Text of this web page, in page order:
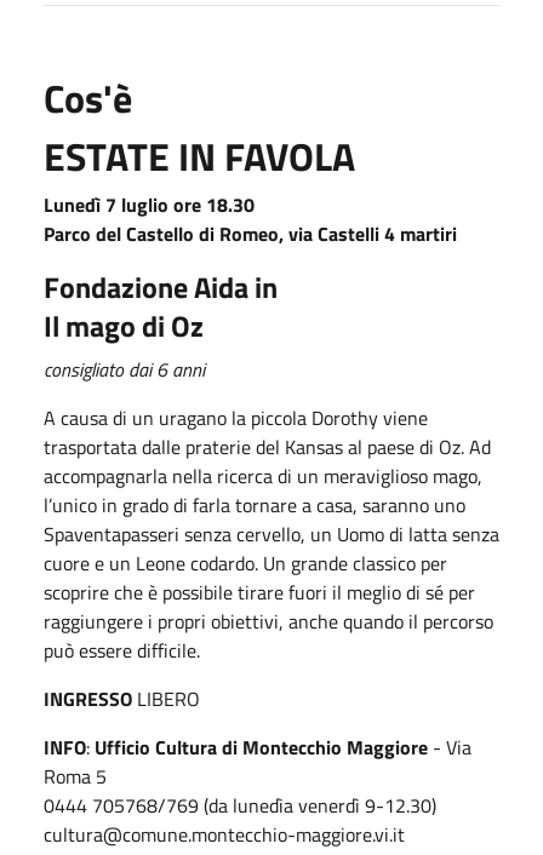
Cos'è
ESTATE IN FAVOLA
Lunedì 7 luglio ore 18.30
Parco del Castello di Romeo, via Castelli 4 martiri
Fondazione Aida in
Il mago di Oz
consigliato dai 6 anni
A causa di un uragano la piccola Dorothy viene
trasportata dalle praterie del Kansas al paese di Oz. Ad
accompagnarla nella ricerca di un meraviglioso mago,
l’unico in grado di farla tornare a casa, saranno uno
Spaventapasseri senza cervello, un Uomo di latta senza
cuore e un Leone codardo. Un grande classico per
scoprire che è possibile tirare fuori il meglio di sé per
raggiungere i propri obiettivi, anche quando il percorso
può essere difficile.
INGRESSO LIBERO
INFO: Ufficio Cultura di Montecchio Maggiore - Via
Roma 5
0444 705768/769 (da lunedìa venerdì 9-12.30)
cultura@comune.montecchio-maggiore.vi.it